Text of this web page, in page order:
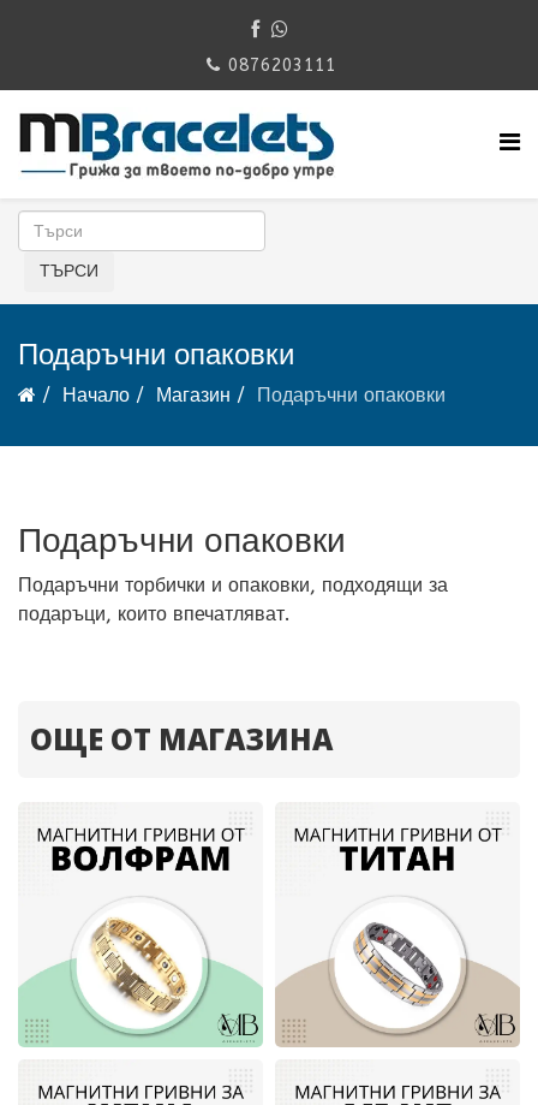
0876203111
Подаръчни опаковки
Начало Магазин Подаръчни опаковки
Подаръчни опаковки
Подаръчни торбички и опаковки, подходящи за
подаръци, които впечатляват.
ОЩЕ ОТ МАГАЗИНА